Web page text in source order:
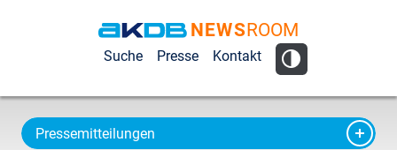
AKDB Anstalt
Kommunale
Datenverarbeitung
in Bayern
NEWSROOM
Suche Presse Kontakt
Pressemitteilungen